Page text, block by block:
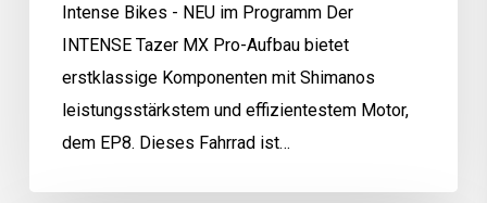
Intense Bikes - NEU im Programm Der
INTENSE Tazer MX Pro-Aufbau bietet
erstklassige Komponenten mit Shimanos
leistungsstärkstem und effizientestem Motor,
dem EP8. Dieses Fahrrad ist…